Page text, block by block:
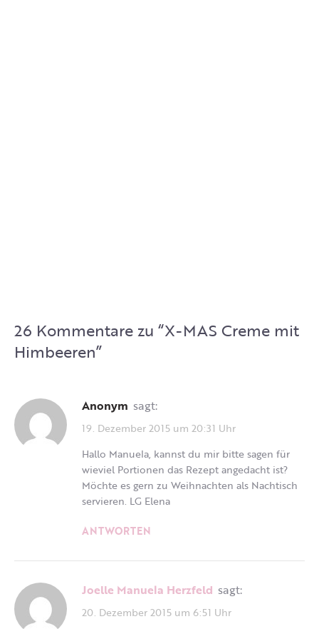
26 Kommentare zu “X-MAS Creme mit
Himbeeren”
Anonym sagt:
19. Dezember 2015 um 20:31 Uhr
Hallo Manuela, kannst du mir bitte sagen für
wieviel Portionen das Rezept angedacht ist?
Möchte es gern zu Weihnachten als Nachtisch
servieren. LG Elena
ANTWORTEN
Joelle Manuela Herzfeld sagt:
20. Dezember 2015 um 6:51 Uhr